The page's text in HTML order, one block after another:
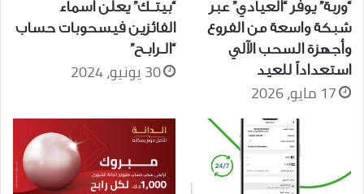
“وربة” يوفر “العيادي” عبر
شبكة واسعة من الفروع
وأجهزة السحب الآلي
استعداداً للعيد
17 مايو، 2026
“بيتــك” يعلن أسماء
الفائزين فيسحوبات حساب
“الــرابــح”
30 يونيو، 2024